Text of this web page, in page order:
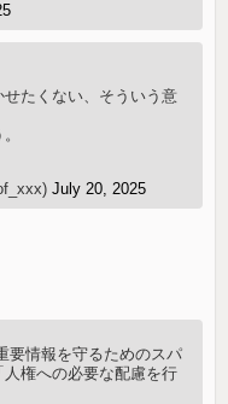
たくない、そういう意
July 20, 2025
要情報を守るためのスパ
権への必要な配慮を行